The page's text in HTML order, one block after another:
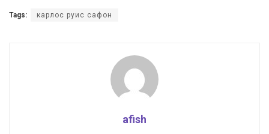
Tags: карлос руис сафон
afish